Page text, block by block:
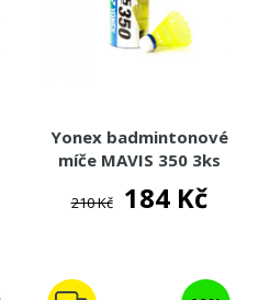
Yonex badmintonové
míče MAVIS 350 3ks
210 Kč 184 Kč